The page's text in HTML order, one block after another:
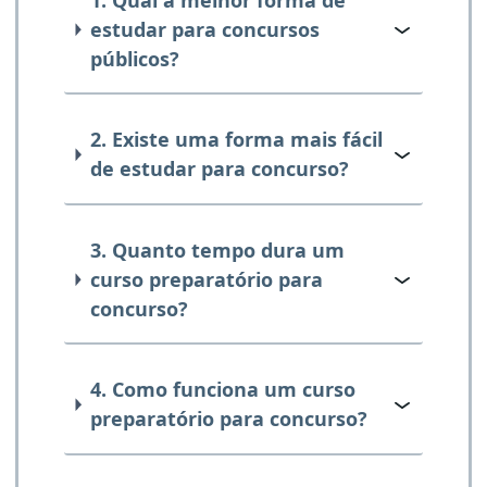
estudar para concursos
públicos?
2. Existe uma forma mais fácil
de estudar para concurso?
3. Quanto tempo dura um
curso preparatório para
concurso?
4. Como funciona um curso
preparatório para concurso?